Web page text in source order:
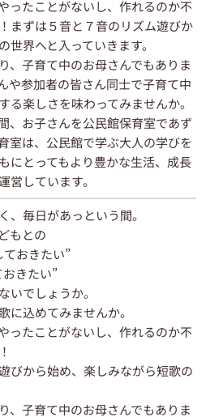
ったことがないし、作れるのか不
ずは５音と７音のリズム遊びか
世界へと入っていきます。
、子育て中のお母さんでもありま
や参加者の皆さん同士で子育て中
る楽しさを味わってみませんか。
、お子さんを公民館保育室であず
室は、公民館で学ぶ大人の学びを
にとってもより豊かな生活、成長
営しています。
、毎日があっという間。
もとの
おきたい”
きたい”
いでしょうか。
に込めてみませんか。
ったことがないし、作れるのか不
びから始め、楽しみながら短歌の
、子育て中のお母さんでもありま